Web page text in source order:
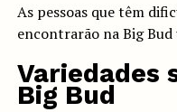
As pessoas que têm
encontrarão na Big Bud
Variedades
Big Bud